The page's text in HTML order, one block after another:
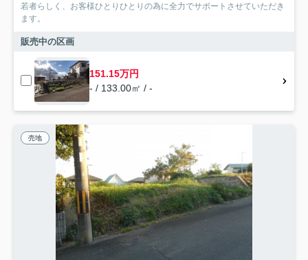
若者らしく、お客様ひとりひとりの為に全力でサポートさせていただき
ます。
販売中の区画
151.15万円
- / 133.00㎡ / -
売地